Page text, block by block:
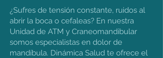
¿Sufres de tensión constante, ruidos al
abrir la boca o cefaleas? En nuestra
Unidad de ATM y Craneomandibular
somos especialistas en dolor de
mandíbula. Dinámica Salud te ofrece el